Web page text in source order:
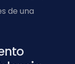
de una